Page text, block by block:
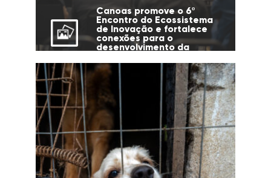
Canoas promove o 6º
Encontro do Ecossistema
de Inovação e fortalece
conexões para o
desenvolvimento da